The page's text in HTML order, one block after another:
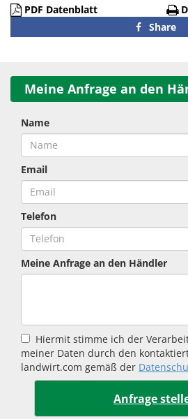
PDF Datenblatt
Share
Meine Anfrage an den
Name
Email
Telefon
Meine Anfrage an den Händler
Hiermit stimme ich der
meiner Daten durch den
landwirt.com gemäß der